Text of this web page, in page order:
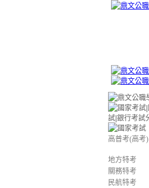
高普考(高考)
地方特考
關務特考
民航特考